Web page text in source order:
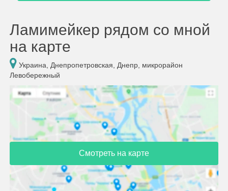
Ламимейкер рядом со мной
на карте
Украина, Днепропетровская, Днепр, микрорайон
Левобережный
Смотреть на карте